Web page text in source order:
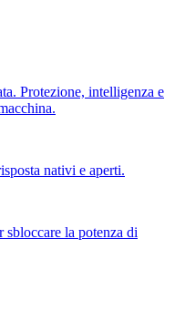
Protezione, intelligenza e
nativi e aperti.
la potenza di